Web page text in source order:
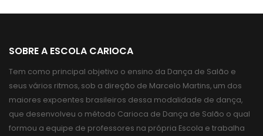
SOBRE A ESCOLA CARIOCA
Tem como principal objetivo o ensino da Dança de Salão e
seus vários ritmos, sob a direção de Marcelo Martins, um dos
maiores expoentes brasileiros dessa modalidade de dança,
que desenvolveu o método Carioca de Dança de Salão o qual
formou a equipe de professores na própria Escola e trabalha